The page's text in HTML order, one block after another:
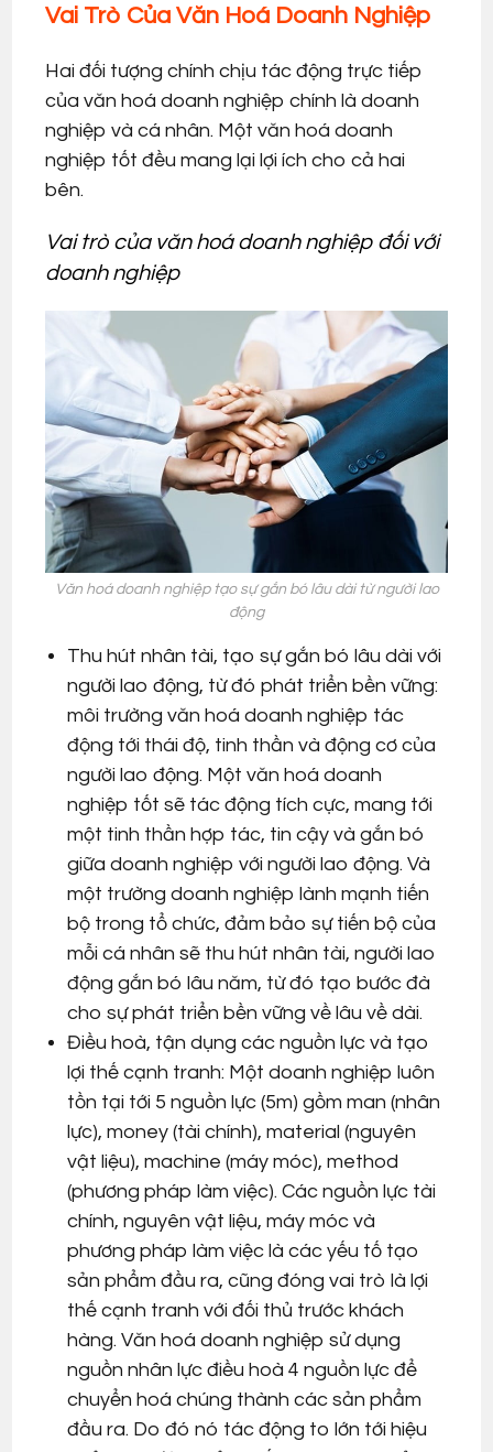
Vai Trò Của Văn Hoá Doanh Nghiệp
Hai đối tượng chính chịu tác động trực tiếp
của văn hoá doanh nghiệp chính là doanh
nghiệp và cá nhân. Một văn hoá doanh
nghiệp tốt đều mang lại lợi ích cho cả hai
bên.
Vai trò của văn hoá doanh nghiệp đối với
doanh nghiệp
Văn hoá doanh nghiệp tạo sự gắn bó lâu dài từ người lao
động
Thu hút nhân tài, tạo sự gắn bó lâu dài với
người lao động, từ đó phát triển bền vững:
môi trường văn hoá doanh nghiệp tác
động tới thái độ, tinh thần và động cơ của
người lao động. Một văn hoá doanh
nghiệp tốt sẽ tác động tích cực, mang tới
một tinh thần hợp tác, tin cậy và gắn bó
giữa doanh nghiệp với người lao động. Và
một trường doanh nghiệp lành mạnh tiến
bộ trong tổ chức, đảm bảo sự tiến bộ của
mỗi cá nhân sẽ thu hút nhân tài, người lao
động gắn bó lâu năm, từ đó tạo bước đà
cho sự phát triển bền vững về lâu về dài.
Điều hoà, tận dụng các nguồn lực và tạo
lợi thế cạnh tranh: Một doanh nghiệp luôn
tồn tại tới 5 nguồn lực (5m) gồm man (nhân
lực), money (tài chính), material (nguyên
vật liệu), machine (máy móc), method
(phương pháp làm việc). Các nguồn lực tài
chính, nguyên vật liệu, máy móc và
phương pháp làm việc là các yếu tố tạo
sản phẩm đầu ra, cũng đóng vai trò là lợi
thế cạnh tranh với đối thủ trước khách
hàng. Văn hoá doanh nghiệp sử dụng
nguồn nhân lực điều hoà 4 nguồn lực để
chuyển hoá chúng thành các sản phẩm
đầu ra. Do đó nó tác động to lớn tới hiệu